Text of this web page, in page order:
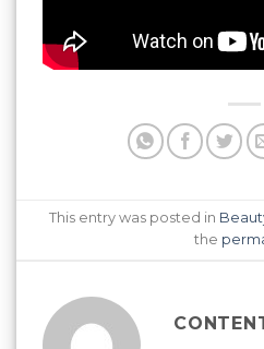
This entry was posted in
the